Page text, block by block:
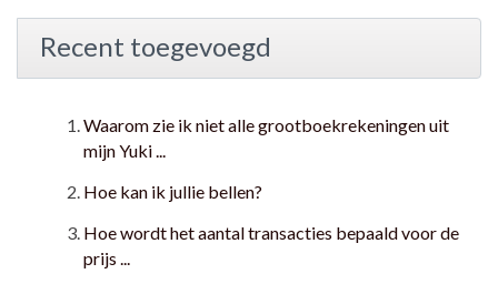
Recent toegevoegd
Waarom zie ik niet alle grootboekrekeningen uit
mijn Yuki ...
Hoe kan ik jullie bellen?
Hoe wordt het aantal transacties bepaald voor de
prijs ...